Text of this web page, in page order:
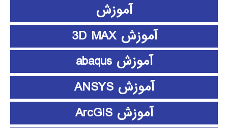
آموزش
آموزش 3D MAX
آموزش abaqus
آموزش ANSYS
آموزش ArcGIS